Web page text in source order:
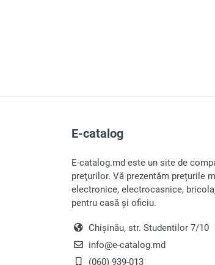
E-catalog
E-catalog.md este un site de
preţurilor. Vă prezentăm prețurile
electronice, electrocasnice,
pentru casă și oficiu.
Chișinău, str. Studentilor 7/10
info@e-catalog.md
(060) 939-013